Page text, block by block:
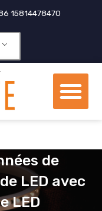
15814478470
de
LED avec
LED